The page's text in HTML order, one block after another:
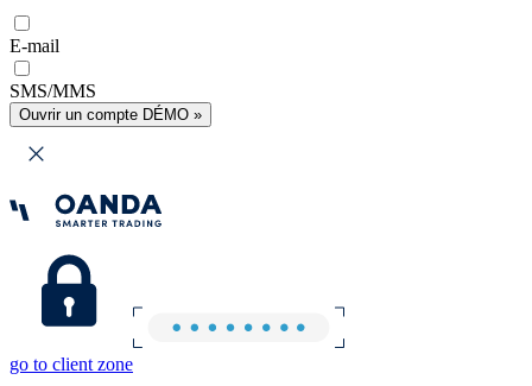
E-mail
SMS/MMS
Ouvrir un compte DÉMO »
go to client zone